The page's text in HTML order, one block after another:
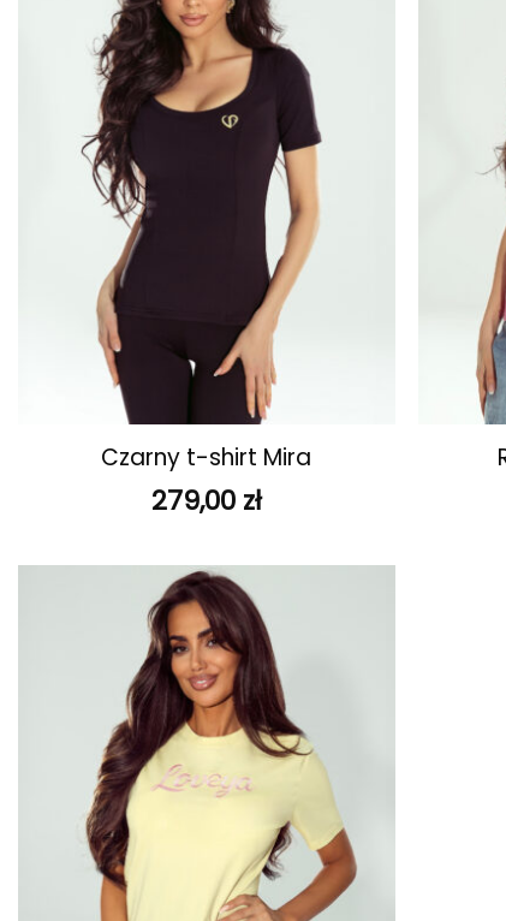
Czarny t-shirt Mira
279,00 zł